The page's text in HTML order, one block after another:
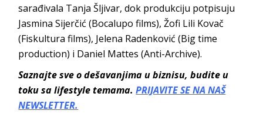
sarađivala Tanja Šljivar, dok produkciju potpisuju
Jasmina Sijerčić (Bocalupo films), Žofi Lili Kovač
(Fiskultura films), Jelena Radenković (Big time
production) i Daniel Mattes (Anti-Archive).
Saznajte sve o dešavanjima u biznisu, budite u
toku sa lifestyle temama.PRIJAVITE SE NA NAŠ
NEWSLETTER.